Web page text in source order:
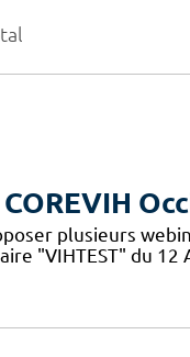
plusieurs
"VIHTEST" du